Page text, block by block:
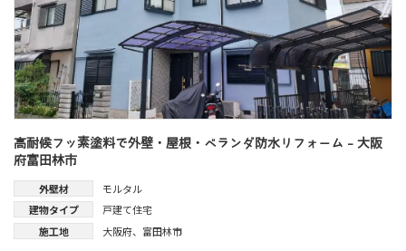
高耐候フッ素塗料で外壁・屋根・ベランダ防水リフォーム - 大阪
府富田林市
外壁材
モルタル
建物タイプ
戸建て住宅
施工地
大阪府、 富田林市